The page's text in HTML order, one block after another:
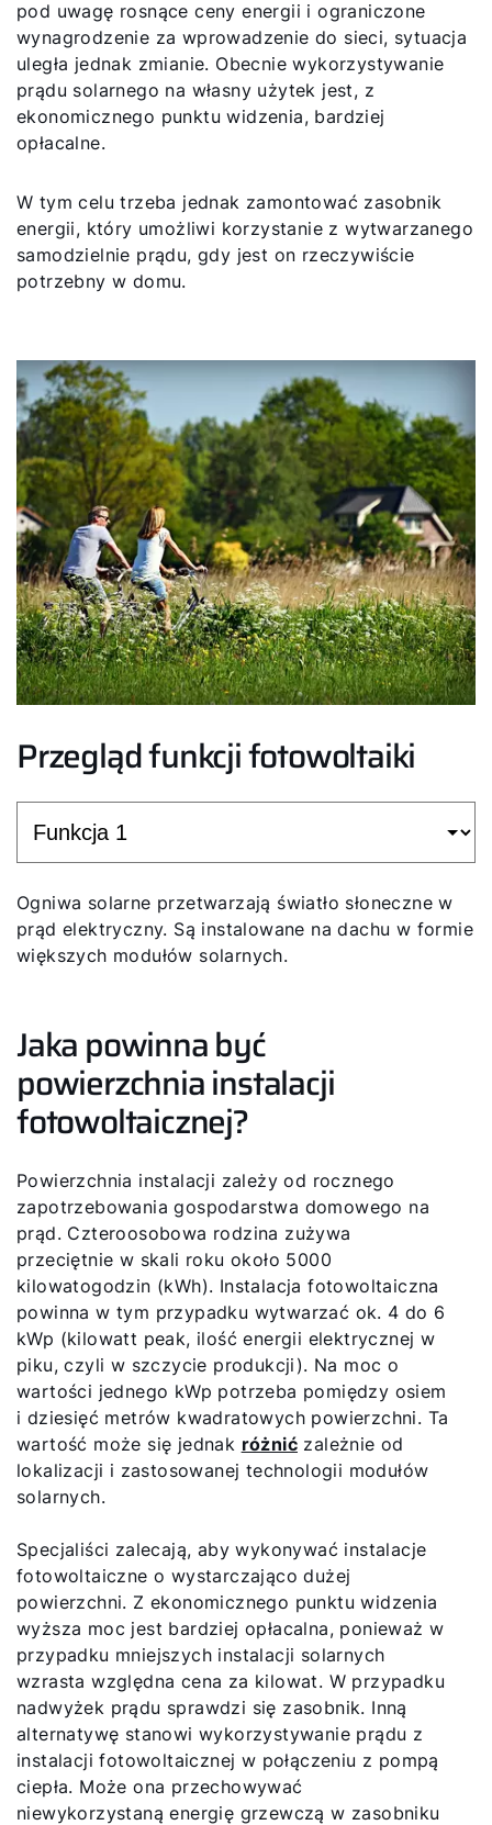
pod uwagę rosnące ceny energii i ograniczone
wynagrodzenie za wprowadzenie do sieci, sytuacja
uległa jednak zmianie. Obecnie wykorzystywanie
prądu solarnego na własny użytek jest, z
ekonomicznego punktu widzenia, bardziej
opłacalne.
W tym celu trzeba jednak zamontować zasobnik
energii, który umożliwi korzystanie z wytwarzanego
samodzielnie prądu, gdy jest on rzeczywiście
potrzebny w domu.
Przegląd funkcji fotowoltaiki
Ogniwa solarne przetwarzają światło słoneczne w
prąd elektryczny. Są instalowane na dachu w formie
większych modułów solarnych.
Jaka powinna być
powierzchnia instalacji
fotowoltaicznej?
Powierzchnia instalacji zależy od rocznego
zapotrzebowania gospodarstwa domowego na
prąd. Czteroosobowa rodzina zużywa
przeciętnie w skali roku około 5000
kilowatogodzin (kWh). Instalacja fotowoltaiczna
powinna w tym przypadku wytwarzać ok. 4 do 6
kWp (kilowatt peak, ilość energii elektrycznej w
piku, czyli w szczycie produkcji). Na moc o
wartości jednego kWp potrzeba pomiędzy osiem
i dziesięć metrów kwadratowych powierzchni. Ta
wartość może się jednak różnić zależnie od
lokalizacji i zastosowanej technologii modułów
solarnych.
Specjaliści zalecają, aby wykonywać instalacje
fotowoltaiczne o wystarczająco dużej
powierzchni. Z ekonomicznego punktu widzenia
wyższa moc jest bardziej opłacalna, ponieważ w
przypadku mniejszych instalacji solarnych
wzrasta względna cena za kilowat. W przypadku
nadwyżek prądu sprawdzi się zasobnik. Inną
alternatywę stanowi wykorzystywanie prądu z
instalacji fotowoltaicznej w połączeniu z pompą
ciepła. Może ona przechowywać
niewykorzystaną energię grzewczą w zasobniku
Przydatne linki
Kariera
Kontakt